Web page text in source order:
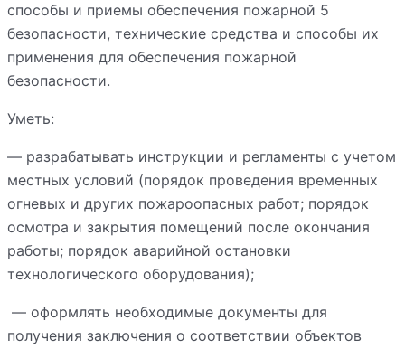
способы и приемы обеспечения пожарной 5
безопасности, технические средства и способы их
применения для обеспечения пожарной
безопасности.
Уметь:
— разрабатывать инструкции и регламенты с учетом
местных условий (порядок проведения временных
огневых и других пожароопасных работ; порядок
осмотра и закрытия помещений после окончания
работы; порядок аварийной остановки
технологического оборудования);
— оформлять необходимые документы для
получения заключения о соответствии объектов